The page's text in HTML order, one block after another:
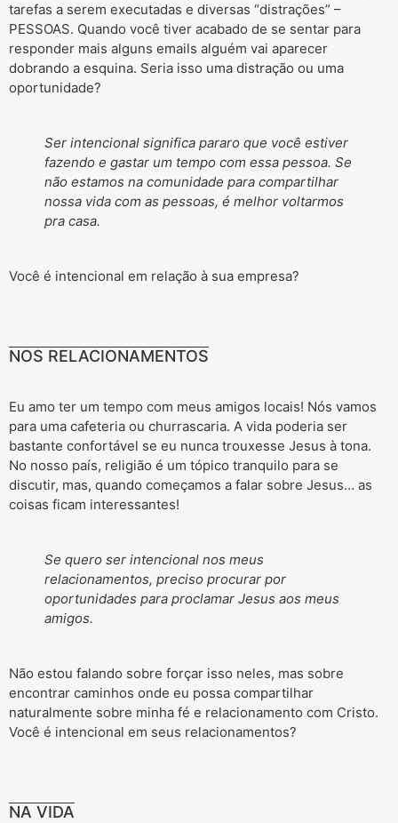
tarefas a serem executadas e diversas “distrações” –
PESSOAS. Quando você tiver acabado de se sentar para
responder mais alguns emails alguém vai aparecer
dobrando a esquina. Seria isso uma distração ou uma
oportunidade?
Ser intencional significa pararo que você estiver
fazendo e gastar um tempo com essa pessoa. Se
não estamos na comunidade para compartilhar
nossa vida com as pessoas, é melhor voltarmos
pra casa.
Você é intencional em relação à sua empresa?
NOS RELACIONAMENTOS
Eu amo ter um tempo com meus amigos locais! Nós vamos
para uma cafeteria ou churrascaria. A vida poderia ser
bastante confortável se eu nunca trouxesse Jesus à tona.
No nosso país, religião é um tópico tranquilo para se
discutir, mas, quando começamos a falar sobre Jesus… as
coisas ficam interessantes!
Se quero ser intencional nos meus
relacionamentos, preciso procurar por
oportunidades para proclamar Jesus aos meus
amigos.
Não estou falando sobre forçar isso neles, mas sobre
encontrar caminhos onde eu possa compartilhar
naturalmente sobre minha fé e relacionamento com Cristo.
Você é intencional em seus relacionamentos?
NA VIDA